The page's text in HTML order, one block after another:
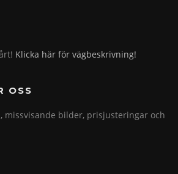
Klicka här för vägbeskrivning!
OSS
missvisande bilder, prisjusteringar och